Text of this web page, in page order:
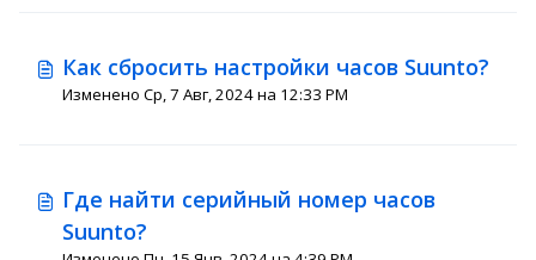
Как сбросить настройки часов Suunto?
Изменено Ср, 7 Авг, 2024 на 12:33 PM
Где найти серийный номер часов
Suunto?